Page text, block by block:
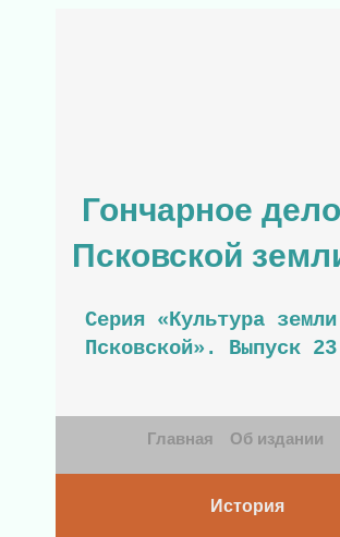
Гончарное дело
Псковской
Серия «Культура земли
Псковской». Выпуск 23
Главная Об издании
История